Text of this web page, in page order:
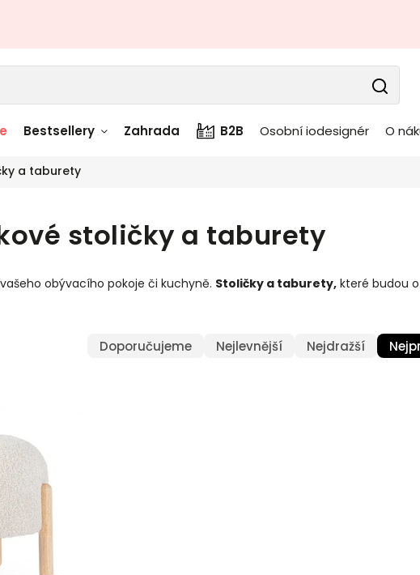
Stolky skladem
Zahradní nábytek
skladem
Textílie skladem
Bestsellery Zahrada B2B Osobní iodesignér O
a taburety
stoličky a taburety
obývacího pokoje či kuchyně. Stoličky a taburety, které budou
Doporučujeme Nejlevnější Nejdražší